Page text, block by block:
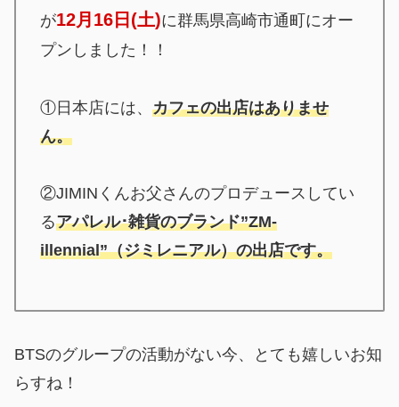
が12月16日(土)に群馬県高崎市通町にオー
プンしました！！
①日本店には、 カフェの出店はありませ
ん。
②JIMINくんお父さんのプロデュースしてい
るアパレル･雑貨のブランド”ZM-
illennial”（ジミレニアル）の出店です。
BTSのグループの活動がない今、とても嬉しいお知
らすね！